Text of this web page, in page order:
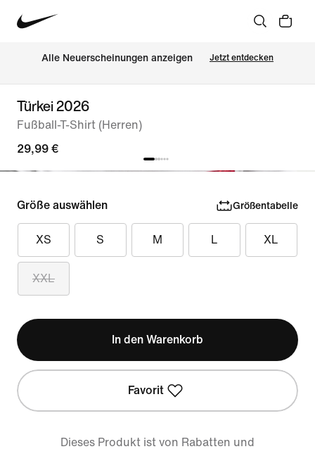
Alle Neuerscheinungen anzeigen Jetzt entdecken
Türkei 2026
Fußball-T-Shirt (Herren)
29,99 €
Größe auswählen Größentabelle
XS S M L XL
XXL
In den Warenkorb
Favorit
Dieses Produkt ist von Rabatten und